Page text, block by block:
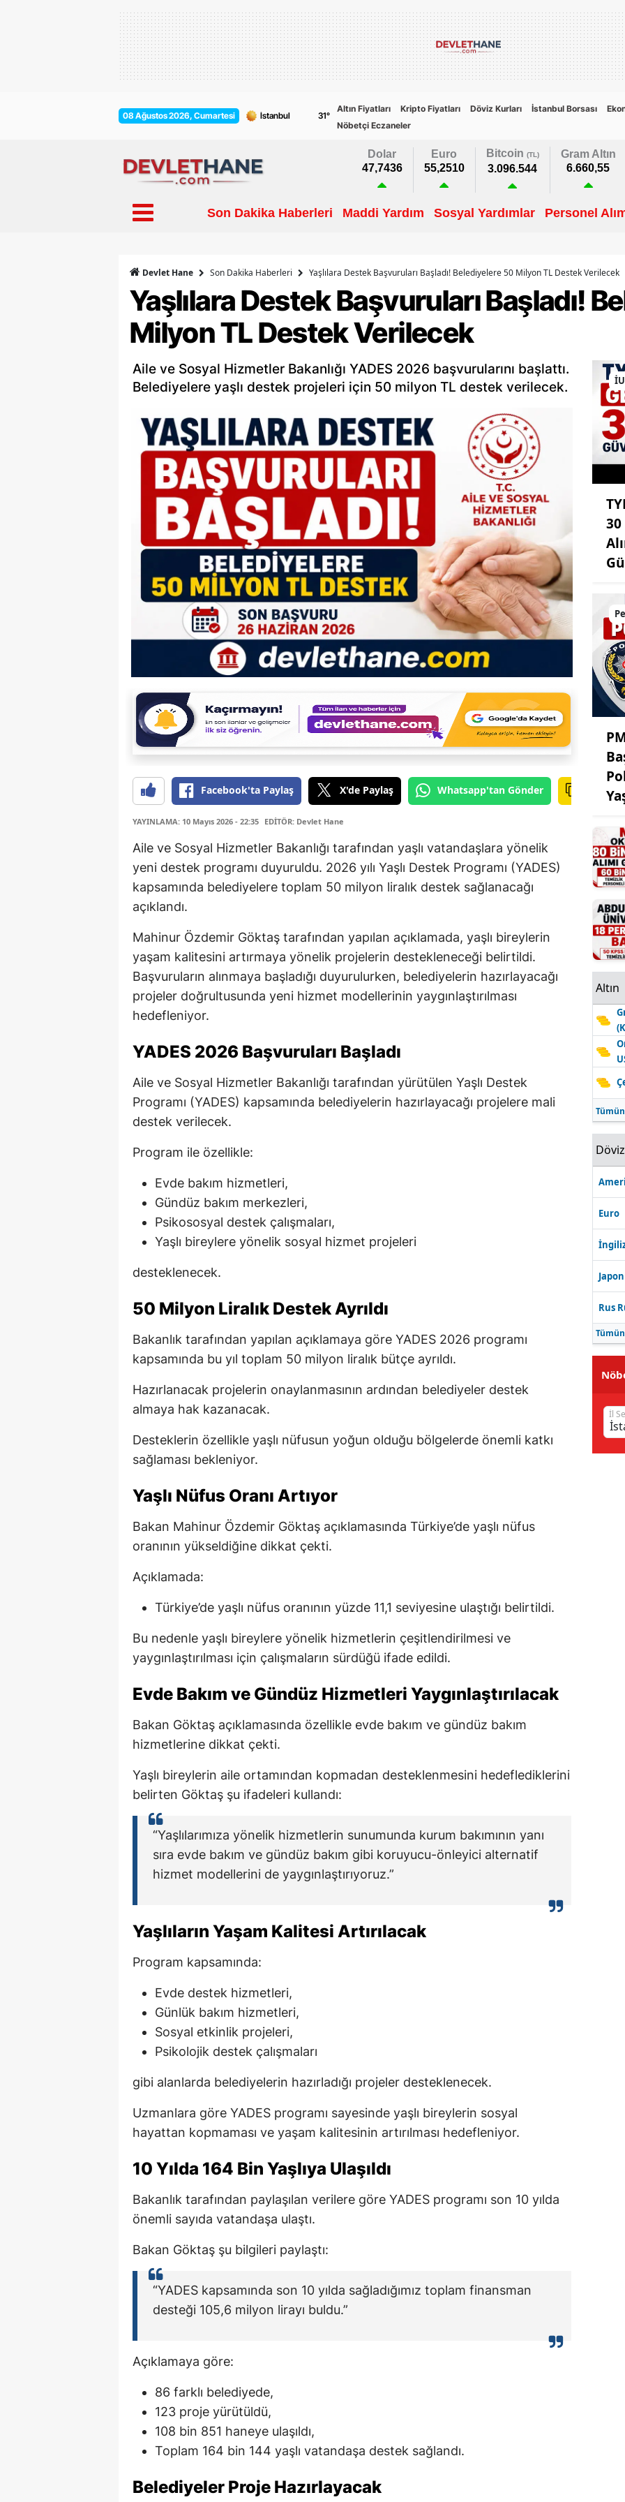
08 Ağustos 2026, Cumartesi 31°
Altın Fiyatları Kripto Fiyatları Döviz Kurları İstanbul Borsası
Nöbetçi Eczaneler
Dolar
47,7436
Euro
55,2510
Bitcoin (TL)
3.096.544
Gram Altın
6.660,55
Son Dakika Haberleri Maddi Yardım Sosyal Yardımlar Personel
Devlet Hane Son Dakika Haberleri Yaşlılara Destek Başvuruları Başladı! Belediyelere 50 Milyon TL Destek Verilecek
Yaşlılara Destek Başvuruları Başladı!
Milyon TL Destek Verilecek
Aile ve Sosyal Hizmetler Bakanlığı YADES 2026 başvurularını başlattı.
Belediyelere yaşlı destek projeleri için 50 milyon TL destek verilecek.
Facebook'ta Paylaş X'de Paylaş Whatsapp'tan Gönder
YAYINLAMA: 10 Mayıs 2026 - 22:35 EDİTÖR: Devlet Hane
Aile ve Sosyal Hizmetler Bakanlığı tarafından yaşlı vatandaşlara yönelik
yeni destek programı duyuruldu. 2026 yılı Yaşlı Destek Programı (YADES)
kapsamında belediyelere toplam 50 milyon liralık destek sağlanacağı
açıklandı.
Mahinur Özdemir Göktaş tarafından yapılan açıklamada, yaşlı bireylerin
yaşam kalitesini artırmaya yönelik projelerin destekleneceği belirtildi.
Başvuruların alınmaya başladığı duyurulurken, belediyelerin hazırlayacağı
projeler doğrultusunda yeni hizmet modellerinin yaygınlaştırılması
hedefleniyor.
YADES 2026 Başvuruları Başladı
Aile ve Sosyal Hizmetler Bakanlığı tarafından yürütülen Yaşlı Destek
Programı (YADES) kapsamında belediyelerin hazırlayacağı projelere mali
destek verilecek.
Program ile özellikle:
Evde bakım hizmetleri,
Gündüz bakım merkezleri,
Psikososyal destek çalışmaları,
Yaşlı bireylere yönelik sosyal hizmet projeleri
desteklenecek.
50 Milyon Liralık Destek Ayrıldı
Bakanlık tarafından yapılan açıklamaya göre YADES 2026 programı
kapsamında bu yıl toplam 50 milyon liralık bütçe ayrıldı.
Hazırlanacak projelerin onaylanmasının ardından belediyeler destek
almaya hak kazanacak.
Desteklerin özellikle yaşlı nüfusun yoğun olduğu bölgelerde önemli katkı
sağlaması bekleniyor.
Yaşlı Nüfus Oranı Artıyor
Bakan Mahinur Özdemir Göktaş açıklamasında Türkiye’de yaşlı nüfus
oranının yükseldiğine dikkat çekti.
Açıklamada:
Türkiye’de yaşlı nüfus oranının yüzde 11,1 seviyesine ulaştığı belirtildi.
Bu nedenle yaşlı bireylere yönelik hizmetlerin çeşitlendirilmesi ve
yaygınlaştırılması için çalışmaların sürdüğü ifade edildi.
Evde Bakım ve Gündüz Hizmetleri Yaygınlaştırılacak
Bakan Göktaş açıklamasında özellikle evde bakım ve gündüz bakım
hizmetlerine dikkat çekti.
Yaşlı bireylerin aile ortamından kopmadan desteklenmesini hedeflediklerini
belirten Göktaş şu ifadeleri kullandı:
“Yaşlılarımıza yönelik hizmetlerin sunumunda kurum bakımının yanı
sıra evde bakım ve gündüz bakım gibi koruyucu-önleyici alternatif
hizmet modellerini de yaygınlaştırıyoruz.”
Yaşlıların Yaşam Kalitesi Artırılacak
Program kapsamında:
Evde destek hizmetleri,
Günlük bakım hizmetleri,
Sosyal etkinlik projeleri,
Psikolojik destek çalışmaları
gibi alanlarda belediyelerin hazırladığı projeler desteklenecek.
Uzmanlara göre YADES programı sayesinde yaşlı bireylerin sosyal
hayattan kopmaması ve yaşam kalitesinin artırılması hedefleniyor.
10 Yılda 164 Bin Yaşlıya Ulaşıldı
Bakanlık tarafından paylaşılan verilere göre YADES programı son 10 yılda
önemli sayıda vatandaşa ulaştı.
Bakan Göktaş şu bilgileri paylaştı:
“YADES kapsamında son 10 yılda sağladığımız toplam finansman
desteği 105,6 milyon lirayı buldu.”
Açıklamaya göre:
86 farklı belediyede,
123 proje yürütüldü,
108 bin 851 haneye ulaşıldı,
Toplam 164 bin 144 yaşlı vatandaşa destek sağlandı.
Belediyeler Proje Hazırlayacak
Altın
Döviz
Euro
Rus
İl